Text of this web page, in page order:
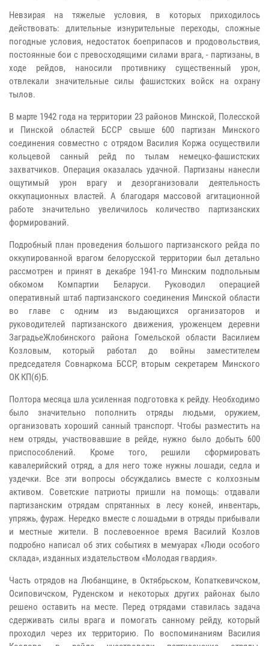
Невзирая на тяжелые условия, в которых приходилось
действовать: длительные изнурительные переходы, сложные
погодные условия, недостаток боеприпасов и продовольствия,
постоянные бои с превосходящими силами врага, - партизаны, в
ходе рейдов, наносили противнику существенный урон,
отвлекали значительные силы фашистских войск на охрану
тылов.
В марте 1942 года на территории 23 районов Минской, Полесской
и Пинской областей БССР свыше 600 партизан Минского
соединения совместно с отрядом Василия Коржа осуществили
кольцевой санный рейд по тылам немецко-фашистских
захватчиков. Операция оказалась удачной. Партизаны нанесли
ощутимый урон врагу и дезорганизовали деятельность
оккупационных властей. А благодаря массовой агитационной
работе значительно увеличилось количество партизанских
формирований.
Подробный план проведения большого партизанского рейда по
оккупированной врагом белорусской территории был детально
рассмотрен и принят в декабре 1941-го Минским подпольным
обкомом Компартии Беларуси. Руководил операцией
оперативный штаб партизанского соединения Минской области
во главе с одним из выдающихся организаторов и
руководителей партизанского движения, уроженцем деревни
ЗаградьеЖлобинского района Гомельской области Василием
Козловым, который работал до войны заместителем
председателя Совнаркома БССР, вторым секретарем Минского
ОК КП(б)Б.
Полтора месяца шла усиленная подготовка к рейду. Необходимо
было значительно пополнить отряды людьми, оружием,
организовать хороший санный транспорт. Чтобы разместить на
нем отряды, участвовавшие в рейде, нужно было добыть 600
приспособлений. Кроме того, решили сформировать
кавалерийский отряд, а для него тоже нужны лошади, седла и
уздечки. Все эти вопросы обсуждались вместе с колхозным
активом. Советские патриоты пришли на помощь: отдавали
партизанским отрядам спрятанных в лесу коней, инвентарь,
упряжь, фураж. Нередко вместе с лошадьми в отряды прибывали
и местные жители. В послевоенное время Василий Козлов
подробно написал об этих событиях в мемуарах «Люди особого
склада», изданных издательством «Молодая гвардия».
Часть отрядов на Любанщине, в Октябрьском, Копаткевичском,
Осиповичском, Руденском и некоторых других районах было
решено оставить на месте. Перед отрядами ставилась задача
сдерживать силы врага и помогать санному рейду, который
проходил через их территорию. По воспоминаниям Василия